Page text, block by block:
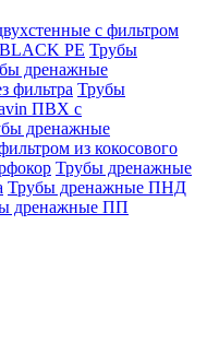
с фильтром
PE Трубы
дренажные
фильтра Трубы
ПВХ с
дренажные
из кокосового
Трубы дренажные
Трубы дренажные ПНД
дренажные ПП